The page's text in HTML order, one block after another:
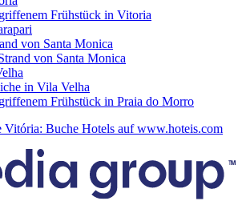
Frühstück in Vitoria
von Santa Monica
von Santa Monica
in Vila Velha
Frühstück in Praia do Morro
Vitória: Buche Hotels auf www.hoteis.com